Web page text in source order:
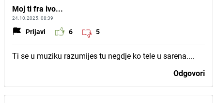
Moj ti fra ivo...
24.10.2025. 08:39
Prijavi 6 5
Ti se u muziku razumijes tu negdje ko tele u sarena....
Odgovori